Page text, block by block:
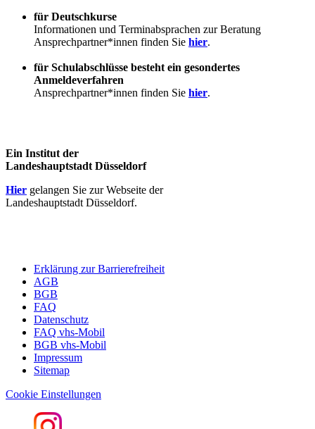
für Deutschkurse
Informationen und Terminabsprachen zur Beratung
Ansprechpartner*innen finden Sie hier.
für Schulabschlüsse besteht ein gesondertes
Anmeldeverfahren
Ansprechpartner*innen finden Sie hier.
Ein Institut der
Landeshauptstadt Düsseldorf
Hier gelangen Sie zur Webseite der
Landeshauptstadt Düsseldorf.
Erklärung zur Barrierefreiheit
AGB
BGB
FAQ
Datenschutz
FAQ vhs-Mobil
BGB vhs-Mobil
Impressum
Sitemap
Cookie Einstellungen